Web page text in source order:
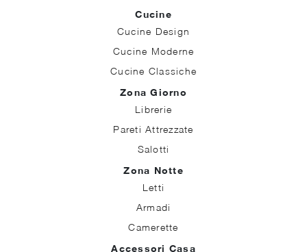
Cucine
Cucine Design
Cucine Moderne
Cucine Classiche
Zona Giorno
Librerie
Pareti Attrezzate
Salotti
Zona Notte
Letti
Armadi
Camerette
Accessori Casa